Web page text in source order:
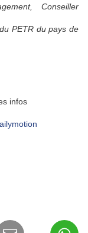
Conseiller
PETR du pays de
infos